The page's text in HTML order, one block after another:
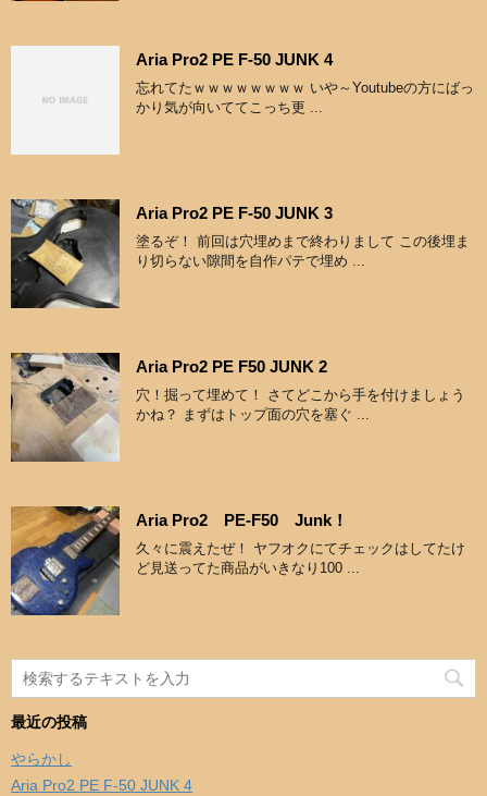
Aria Pro2 PE F-50 JUNK 4
忘れてたｗｗｗｗｗｗｗｗ いや～Youtubeの方にばっ
かり気が向いててこっち更 ...
Aria Pro2 PE F-50 JUNK 3
塗るぞ！ 前回は穴埋めまで終わりまして この後埋ま
り切らない隙間を自作パテで埋め ...
Aria Pro2 PE F50 JUNK 2
穴！掘って埋めて！ さてどこから手を付けましょう
かね？ まずはトップ面の穴を塞ぐ ...
Aria Pro2 PE-F50 Junk！
久々に震えたぜ！ ヤフオクにてチェックはしてたけ
ど見送ってた商品がいきなり100 ...
最近の投稿
やらかし
Aria Pro2 PE F-50 JUNK 4